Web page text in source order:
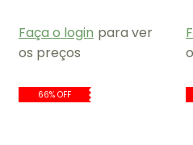
Faça o login para ver
os preços
66% OFF